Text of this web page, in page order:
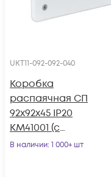
UKT11-092-092-040
Коробка
распаячная СП
92х92х45 IP20
КМ41001 (с
саморезами с
В наличии: 1 000+ шт